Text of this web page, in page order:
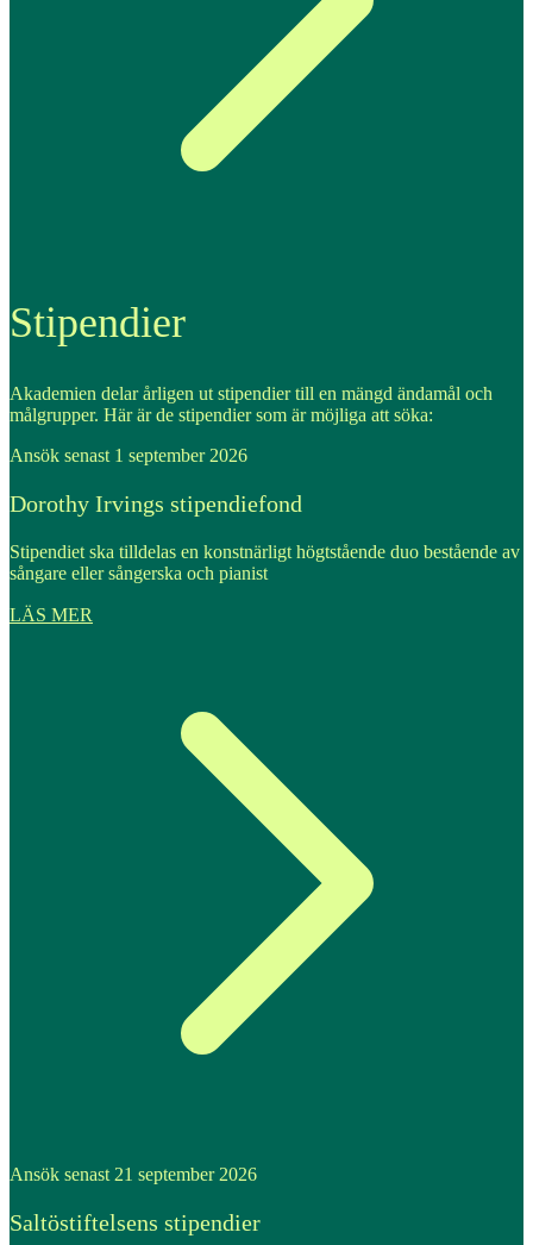
Stipendier
Akademien delar årligen ut stipendier till en mängd ändamål och
målgrupper. Här är de stipendier som är möjliga att söka:
Ansök senast 1 september 2026
Dorothy Irvings stipendiefond
Stipendiet ska tilldelas en konstnärligt högtstående duo bestående av
sångare eller sångerska och pianist
LÄS MER
Ansök senast 21 september 2026
Saltöstiftelsens stipendier